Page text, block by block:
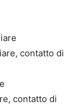
contatto di
contatto di